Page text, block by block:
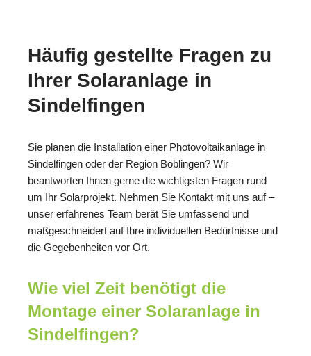
Häufig gestellte Fragen zu
Ihrer Solaranlage in
Sindelfingen
Sie planen die Installation einer Photovoltaikanlage in
Sindelfingen oder der Region Böblingen? Wir
beantworten Ihnen gerne die wichtigsten Fragen rund
um Ihr Solarprojekt. Nehmen Sie Kontakt mit uns auf –
unser erfahrenes Team berät Sie umfassend und
maßgeschneidert auf Ihre individuellen Bedürfnisse und
die Gegebenheiten vor Ort.
Wie viel Zeit benötigt die
Montage einer Solaranlage in
Sindelfingen?